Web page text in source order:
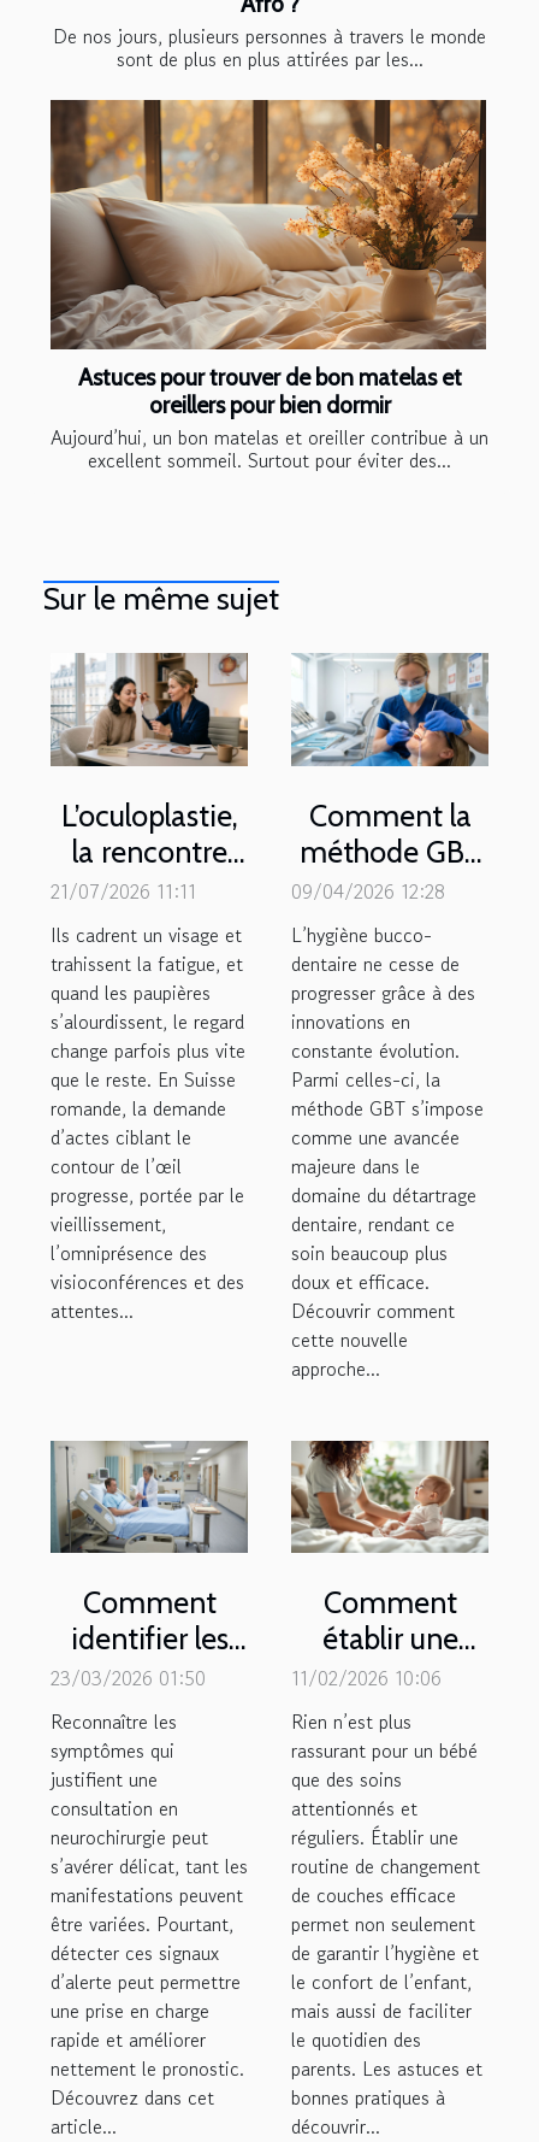
De nos jours, plusieurs personnes à travers le monde
sont de plus en plus attirées par les...
Astuces pour trouver de bon matelas et
oreillers pour bien dormir
Aujourd’hui, un bon matelas et oreiller contribue à un
excellent sommeil. Surtout pour éviter des...
Sur le même sujet
L’oculoplastie,
la rencontre
inédite entre
chirurgie et
esthétique du
regard
21/07/2026 11:11
Ils cadrent un visage et
trahissent la fatigue, et
quand les paupières
s’alourdissent, le regard
change parfois plus vite
que le reste. En Suisse
romande, la demande
d’actes ciblant le
contour de l’œil
progresse, portée par le
vieillissement,
l’omniprésence des
visioconférences et des
attentes...
Comment la
méthode GBT
révolutionne-t-
elle le
détartrage
dentaire ?
09/04/2026 12:28
L’hygiène bucco-
dentaire ne cesse de
progresser grâce à des
innovations en
constante évolution.
Parmi celles-ci, la
méthode GBT s’impose
comme une avancée
majeure dans le
domaine du détartrage
dentaire, rendant ce
soin beaucoup plus
doux et efficace.
Découvrir comment
cette nouvelle
approche...
Comment
identifier les
symptômes
nécessitant
une
consultation
en
neurochirurgie
?
23/03/2026 01:50
Reconnaître les
symptômes qui
justifient une
consultation en
neurochirurgie peut
s’avérer délicat, tant les
manifestations peuvent
être variées. Pourtant,
détecter ces signaux
d’alerte peut permettre
une prise en charge
rapide et améliorer
nettement le pronostic.
Découvrez dans cet
article...
Comment
établir une
routine de
changement
de couches
efficace ?
11/02/2026 10:06
Rien n’est plus
rassurant pour un bébé
que des soins
attentionnés et
réguliers. Établir une
routine de changement
de couches efficace
permet non seulement
de garantir l’hygiène et
le confort de l’enfant,
mais aussi de faciliter
le quotidien des
parents. Les astuces et
bonnes pratiques à
découvrir...